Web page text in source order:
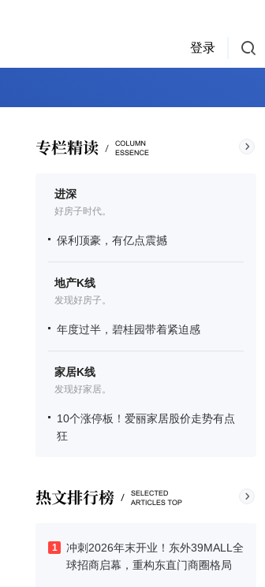
登录
进深
好房子时代。
保利顶豪，有亿点震撼
地产K线
发现好房子。
年度过半，碧桂园带着紧迫感
家居K线
发现好家居。
10个涨停板！爱丽家居股价走势有点
狂
1
冲刺2026年末开业！东外39MALL全
球招商启幕，重构东直门商圈格局